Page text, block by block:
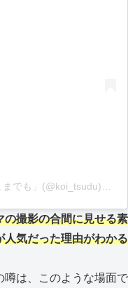
の撮影の合間に見せる素
人気だった理由がわかる
噂は、このような場面で